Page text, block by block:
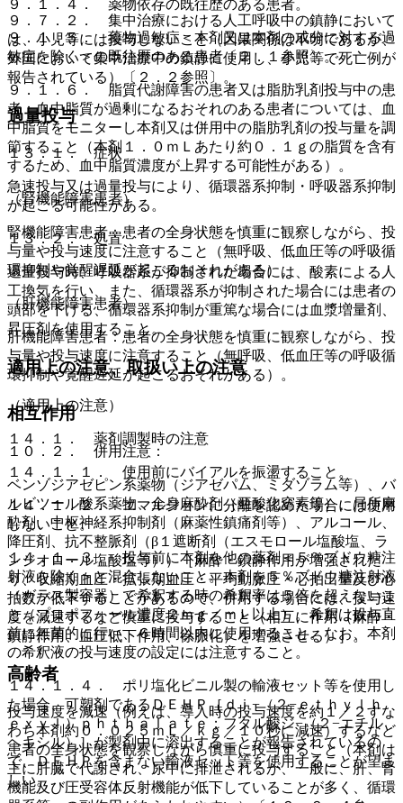
９．７．２． 集中治療における人工呼吸中の鎮静において
は、小児等には投与しないこと（因果関係は不明であるが、
外国において集中治療中の鎮静に使用し、小児等で死亡例が
報告されている）〔２．２参照〕。
過量投与
１３．１． 症状
急速投与又は過量投与により、循環器系抑制・呼吸器系抑制
が起こる可能性がある。
１３．２． 処置
過量投与時、呼吸器系が抑制された場合には、酸素による人
工換気を行い、また、循環器系が抑制された場合には患者の
頭部を下げる、循環器系抑制が重篤な場合には血漿増量剤、
昇圧剤を使用すること。
適用上の注意、取扱い上の注意
（適用上の注意）
１４．１． 薬剤調製時の注意
１４．１．１． 使用前にバイアルを振盪すること。
１４．１．２． エマルジョンに分離を認めた場合には使用
しないこと。
１４．１．３． 投与前に本剤を他の薬剤＜５％ブドウ糖注
射液を除く＞と混合しないこと。本剤を５％ブドウ糖注射液
（ガラス製容器）で希釈する時の希釈率は５倍を超えないこ
と（プロポフォール濃度２ｍｇ／ｍＬ以上）。希釈は投与直
前に無菌的に行い、６時間以内に使用すること。なお、本剤
の希釈液の投与速度の設定には注意すること。
１４．１．４． ポリ塩化ビニル製の輸液セット等を使用し
た場合、可塑剤であるＤＥＨＰ［ｄｉ−（２−ｅｔｈｙｌｈ
ｅｘｙｌ）ｐｈｔｈａｌａｔｅ；フタル酸ジ−（２−エチル
ヘキシル）］が製剤中に溶出することが報告されているの
で、ＤＥＨＰを含まない輸液セット等を使用することが望ま
しい。
９．１．４． 薬物依存の既往歴のある患者。
９．１．５． 薬物過敏症＜本剤又は本剤の成分に対する過
敏症を除く＞の既往歴のある患者〔２．１参照〕。
９．１．６． 脂質代謝障害の患者又は脂肪乳剤投与中の患
者：血中脂質が過剰になるおそれのある患者については、血
中脂質をモニターし本剤又は併用中の脂肪乳剤の投与量を調
節すること（本剤１．０ｍＬあたり約０．１ｇの脂質を含有
するため、血中脂質濃度が上昇する可能性がある）。
（腎機能障害患者）
腎機能障害患者：患者の全身状態を慎重に観察しながら、投
与量や投与速度に注意すること（無呼吸、低血圧等の呼吸循
環抑制や覚醒遅延が起こるおそれがある）。
（肝機能障害患者）
肝機能障害患者：患者の全身状態を慎重に観察しながら、投
与量や投与速度に注意すること（無呼吸、低血圧等の呼吸循
環抑制や覚醒遅延が起こるおそれがある）。
相互作用
１０．２． 併用注意：
ベンゾジアゼピン系薬物（ジアゼパム、ミダゾラム等）、バ
ルビツール酸系薬物、全身麻酔剤（亜酸化窒素等）、局所麻
酔剤、中枢神経系抑制剤（麻薬性鎮痛剤等）、アルコール、
降圧剤、抗不整脈剤（β１遮断剤（エスモロール塩酸塩、ラ
ンジオロール塩酸塩等））［麻酔・鎮静作用が増強された
り、収縮期血圧・拡張期血圧・平均動脈圧・心拍出量及び心
拍数が低下することがあるので、併用する場合には、投与速
度を減速するなど慎重に投与すること（相互に作用（麻酔・
鎮静作用、血圧低下作用、徐脈化）を増強させる）］。
高齢者
投与速度を減速（例えば、導入時の投与速度を約１／２すな
わち本剤約０．０２５ｍＬ／ｋｇ／１０秒に減速）するなど
患者の全身状態を観察しながら慎重に投与すること（本剤は
主に肝臓で代謝され、尿中に排泄されるが、一般に、肝、腎
機能及び圧受容体反射機能が低下していることが多く、循環